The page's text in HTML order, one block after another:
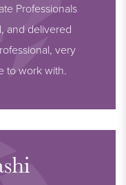
Professionals
and delivered
very
to work with.